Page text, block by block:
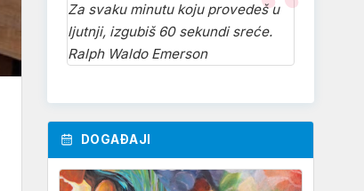
Za svaku minutu koju provedeš u
ljutnji, izgubiš 60 sekundi sreće.
Ralph Waldo Emerson
DOGAĐAJI